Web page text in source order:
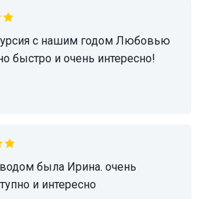
быстро и очень интересно!
и интересно